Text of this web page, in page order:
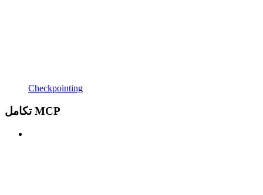
Checkpointing
تكامل MCP